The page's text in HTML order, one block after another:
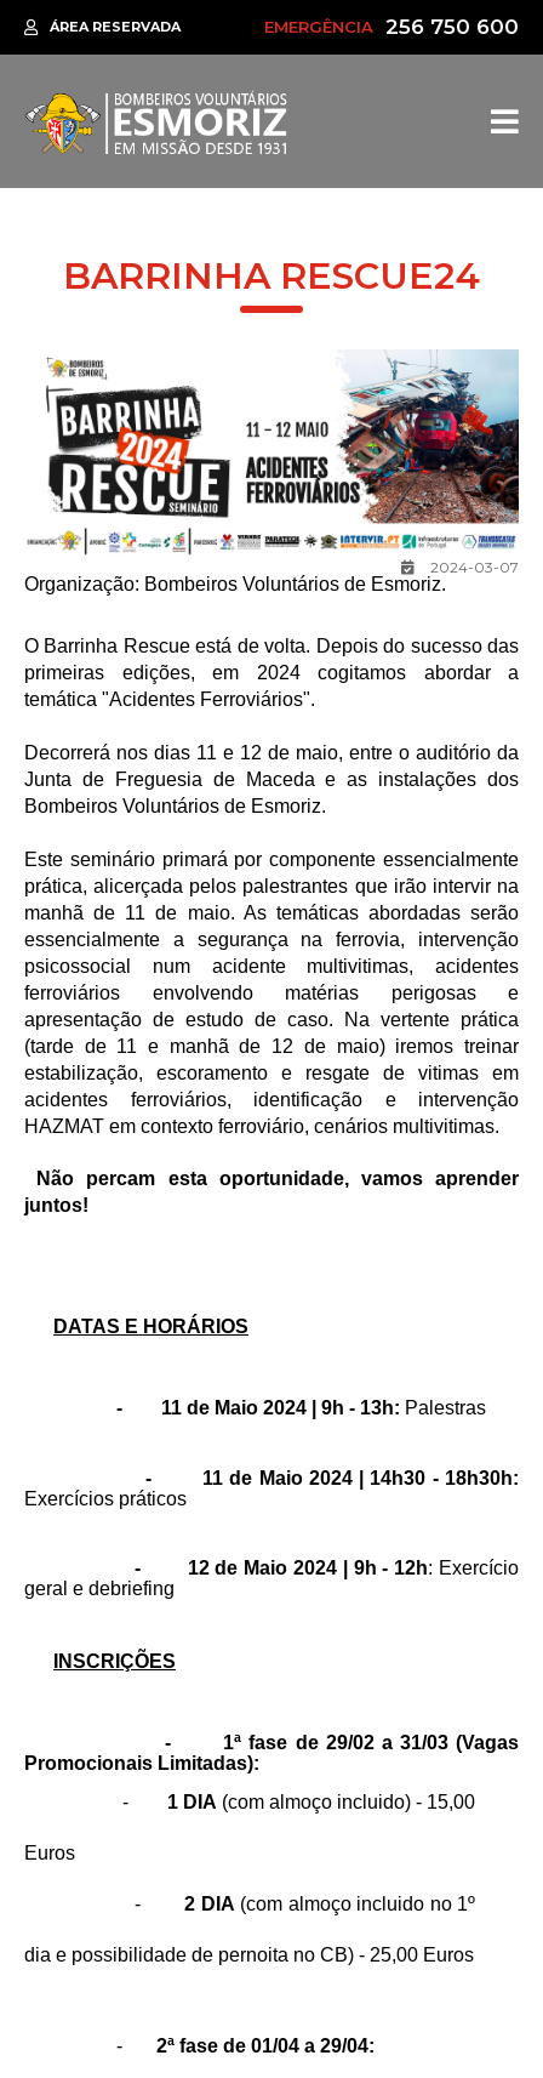
ÁREA RESERVADA EMERGÊNCIA 256 750 600
BARRINHA RESCUE24
2024-03-07
Organização: Bombeiros Voluntários de Esmoriz.
O Barrinha Rescue está de volta. Depois do sucesso das
primeiras edições, em 2024 cogitamos abordar a
temática "Acidentes Ferroviários".
Decorrerá nos dias 11 e 12 de maio, entre o auditório da
Junta de Freguesia de Maceda e as instalações dos
Bombeiros Voluntários de Esmoriz.
Este seminário primará por componente essencialmente
prática, alicerçada pelos palestrantes que irão intervir na
manhã de 11 de maio. As temáticas abordadas serão
essencialmente a segurança na ferrovia, intervenção
psicossocial num acidente multivitimas, acidentes
ferroviários envolvendo matérias perigosas e
apresentação de estudo de caso. Na vertente prática
(tarde de 11 e manhã de 12 de maio) iremos treinar
estabilização, escoramento e resgate de vitimas em
acidentes ferroviários, identificação e intervenção
HAZMAT em contexto ferroviário, cenários multivitimas.
Não percam esta oportunidade, vamos aprender
juntos!
DATAS E HORÁRIOS
- 11 de Maio 2024 | 9h - 13h: Palestras
-
11 de Maio 2024 | 14h30 - 18h30h:
Exercícios práticos
- 12 de Maio 2024 | 9h - 12h: Exercício
geral e debriefing
INSCRIÇÕES
-
1ª fase de 29/02 a 31/03 (Vagas
Promocionais Limitadas):
-
1 DIA (com almoço incluido) - 15,00
Euros
- 2 DIA (com almoço incluido no 1º
dia e possibilidade de pernoita no CB) - 25,00 Euros
- 2ª fase de 01/04 a 29/04: